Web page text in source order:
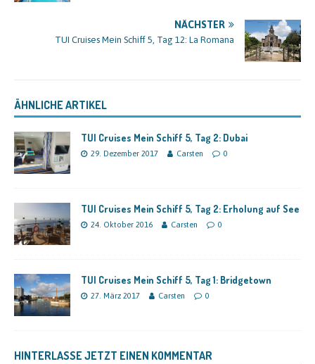
NÄCHSTER
TUI Cruises Mein Schiff 5, Tag 12: La Romana
ÄHNLICHE ARTIKEL
TUI Cruises Mein Schiff 5, Tag 2: Dubai
29. Dezember 2017 Carsten 0
TUI Cruises Mein Schiff 5, Tag 2: Erholung auf See
24. Oktober 2016 Carsten 0
TUI Cruises Mein Schiff 5, Tag 1: Bridgetown
27. März 2017 Carsten 0
HINTERLASSE JETZT EINEN KOMMENTAR